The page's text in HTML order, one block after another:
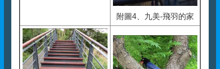
附圖4、九美-飛羽的家